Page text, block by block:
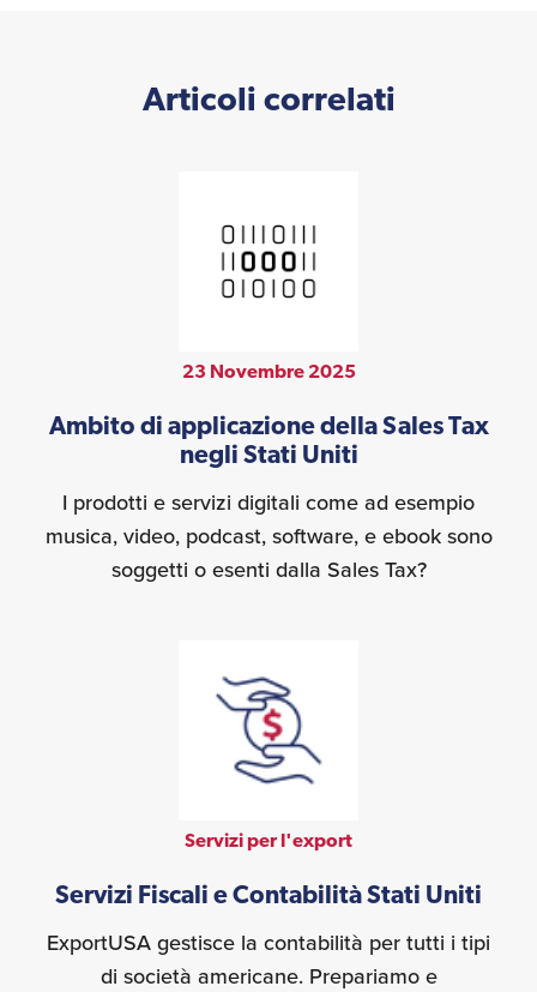
Articoli correlati
23 Novembre 2025
Ambito di applicazione della Sales Tax
negli Stati Uniti
I prodotti e servizi digitali come ad esempio
musica, video, podcast, software, e ebook sono
soggetti o esenti dalla Sales Tax?
Servizi per l'export
Servizi Fiscali e Contabilità Stati Uniti
ExportUSA gestisce la contabilità per tutti i tipi
di società americane. Prepariamo e